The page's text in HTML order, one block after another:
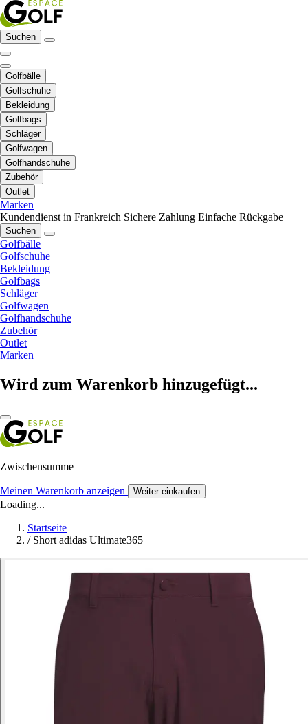
Suchen
Golfbälle
Golfschuhe
Bekleidung
Golfbags
Schläger
Golfwagen
Golfhandschuhe
Zubehör
Outlet
Marken
Kundendienst in Frankreich Sichere Zahlung Einfache Rückgabe
Suchen
Golfbälle
Golfschuhe
Bekleidung
Golfbags
Schläger
Golfwagen
Golfhandschuhe
Zubehör
Outlet
Marken
Wird zum Warenkorb hinzugefügt...
Zwischensumme
Meinen Warenkorb anzeigen Weiter einkaufen
Loading...
Startseite
/ Short adidas Ultimate365